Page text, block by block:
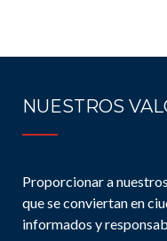
NUESTROS
Proporcionar a
que se conviertan en
informados y